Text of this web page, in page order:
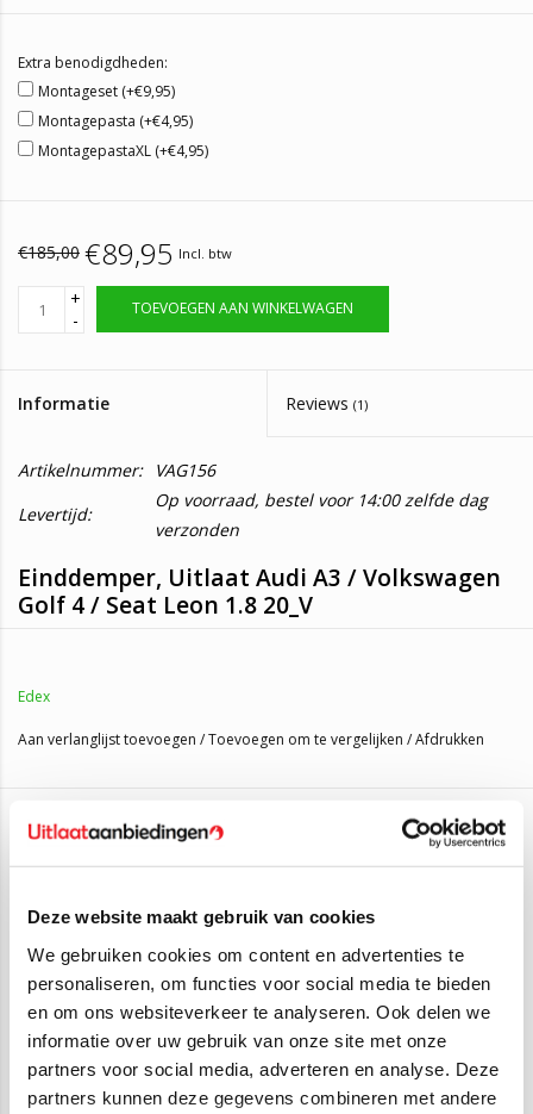
Deze website maakt gebruik van cookies
We gebruiken cookies om content en advertenties te
personaliseren, om functies voor social media te bieden
en om ons websiteverkeer te analyseren. Ook delen we
informatie over uw gebruik van onze site met onze
partners voor social media, adverteren en analyse. Deze
partners kunnen deze gegevens combineren met andere
Extra benodigdheden:
Montageset (+€9,95)
Montagepasta (+€4,95)
MontagepastaXL (+€4,95)
€185,00 €89,95 Incl. btw
+
-
TOEVOEGEN AAN WINKELWAGEN
Informatie Reviews (1)
Artikelnummer:
VAG156
Levertijd:
Op voorraad, bestel voor 14:00 zelfde dag
verzonden
Einddemper, Uitlaat Audi A3 / Volkswagen
Golf 4 / Seat Leon 1.8 20_V
Audi A3 1.8 20_V(92KW/125PK – 1996 t/m 2003)
2005)
(92KW/125PK - 1997 t/m 2005)
Volkswagen New Beetle 2.0 (85KW/116PK - 1998 t/m 2010)
Edex
Aan verlanglijst toevoegen /Toevoegen om te vergelijken /Afdrukken
Gerelateerde producten